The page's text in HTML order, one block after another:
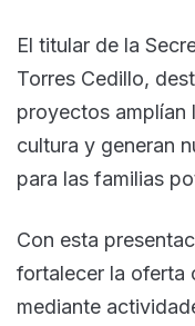
El titular de la
Torres Cedillo,
proyectos amplían
cultura y generan
para las familias
Con esta
fortalecer la oferta
mediante